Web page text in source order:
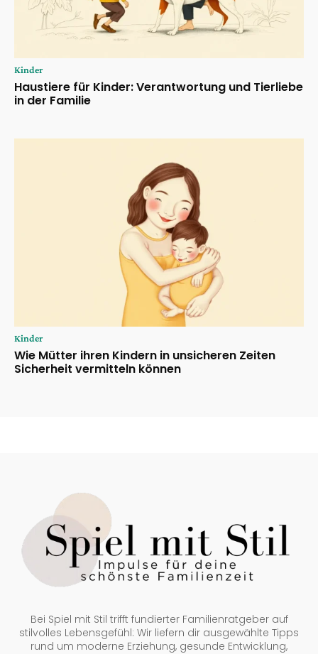
Kinder
Haustiere für Kinder: Verantwortung und Tierliebe
in der Familie
Kinder
Wie Mütter ihren Kindern in unsicheren Zeiten
Sicherheit vermitteln können
Bei Spiel mit Stil trifft fundierter Familienratgeber auf
stilvolles Lebensgefühl: Wir liefern dir ausgewählte Tipps
rund um moderne Erziehung, gesunde Entwicklung,